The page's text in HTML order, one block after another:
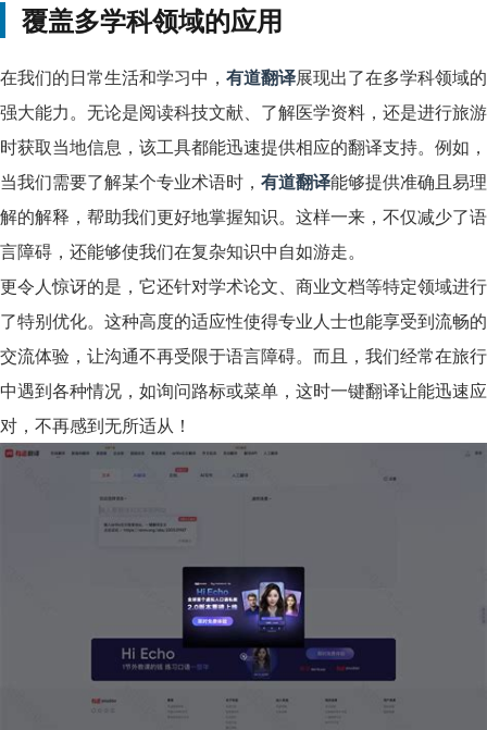
覆盖多学科领域的应用
在我们的日常生活和学习中， 有道翻译展现出了在多学科领域的
强大能力。无论是阅读科技文献、了解医学资料，还是进行旅游
时获取当地信息，该工具都能迅速提供相应的翻译支持。例如，
当我们需要了解某个专业术语时， 有道翻译能够提供准确且易理
解的解释，帮助我们更好地掌握知识。这样一来，不仅减少了语
言障碍，还能够使我们在复杂知识中自如游走。
更令人惊讶的是，它还针对学术论文、商业文档等特定领域进行
了特别优化。这种高度的适应性使得专业人士也能享受到流畅的
交流体验，让沟通不再受限于语言障碍。而且，我们经常在旅行
中遇到各种情况，如询问路标或菜单，这时一键翻译让能迅速应
对，不再感到无所适从！